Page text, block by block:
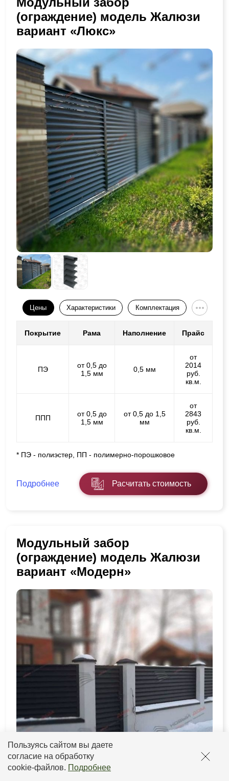
Пользуясь сайтом вы даете
согласие на обработку
cookie-файлов. Подробнее
(ограждение) модель Жалюзи
вариант «Люкс»
Цены Характеристики Комплектация
Покрытие Рама Наполнение Прайс
ПЭ
от 0,5 до
1,5 мм
0,5 мм
от
2014
руб.
кв.м.
ППП
от 0,5 до
1,5 мм
от 0,5 до 1,5
мм
от
2843
руб.
кв.м.
* ПЭ - полиэстер, ПП - полимерно-порошковое
Подробнее Расчитать стоимость
Модульный забор
(ограждение) модель Жалюзи
вариант «Модерн»